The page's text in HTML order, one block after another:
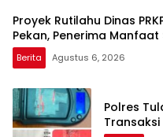
Proyek Rutilahu Dinas
Pekan, Penerima
Berita Agustus 6, 2026
Polres
Transaksi